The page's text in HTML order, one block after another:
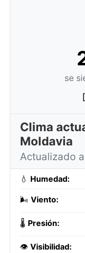
se
Clima
Moldavia
Actualizado
💧 Humedad:
🌬️ Viento:
🌡️ Presión:
👁️ Visibilidad: